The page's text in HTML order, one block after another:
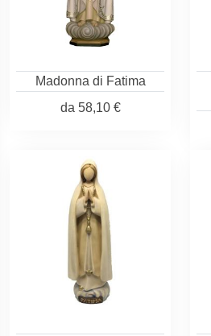
Madonna di Fatima
da 58,10 €